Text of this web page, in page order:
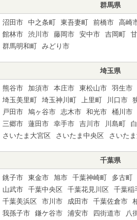
群馬県
沼田市 中之条町 東吾妻町 前橋市 高崎
館林市
渋川市 藤岡市 安中市 吉岡町
群馬明和町
みどり市
埼玉県
熊谷市 加須市 本庄市 東松山市 羽生市
埼玉美里町
埼玉神川町 上里町 川口市
戸田市
鳩ヶ谷市 志木市 和光市 桶川市
三郷市
蓮田市 幸手市 吉川市 川島町
さいたま大宮区
さいたま中央区 さいた
千葉県
銚子市 東金市 旭市 千葉神崎町 多古町
山武市
千葉中央区 千葉花見川区 千葉稲
千葉美浜区
市川市 成田市 千葉佐倉市
我孫子市
鎌ケ谷市 浦安市 四街道市 八